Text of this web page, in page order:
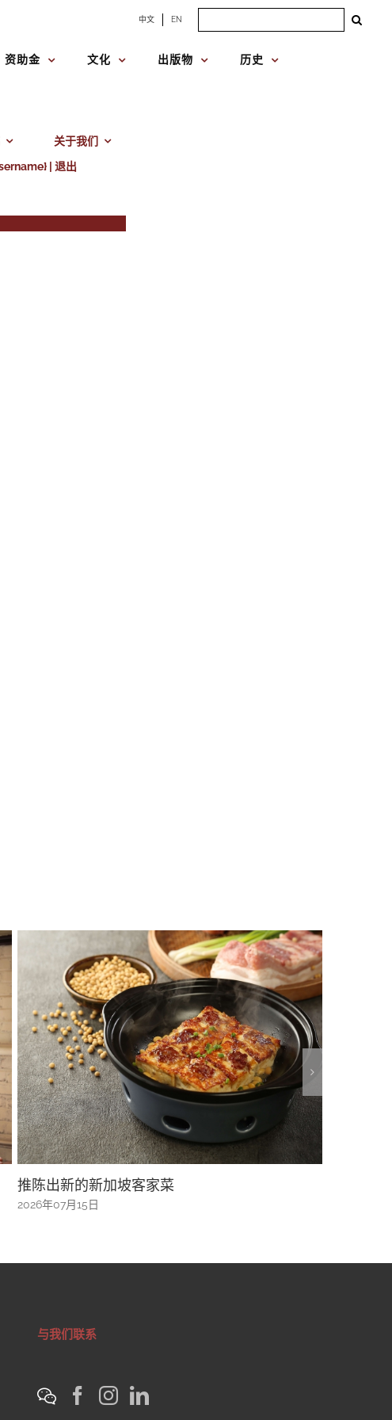
中文 EN
资助金 文化 出版物 历史
关于我们
| 退出
加坡客家菜
与我们联系